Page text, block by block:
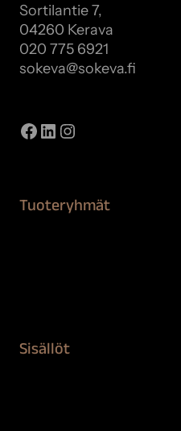
Sortilantie 7,
04260 Kerava
020 775 6921
sokeva@sokeva.fi
Facebook
LinkedIn
Instagram
Tuoteryhmät
Sisällöt